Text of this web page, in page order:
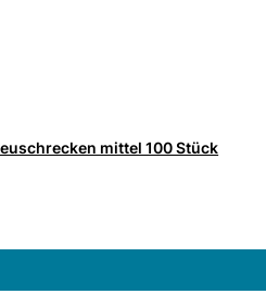
mittel 100 Stück